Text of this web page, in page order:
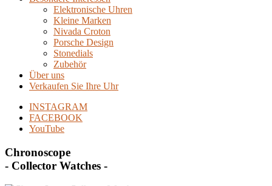
Elektronische Uhren
Kleine Marken
Nivada Croton
Porsche Design
Stonedials
Zubehör
Über uns
Verkaufen Sie Ihre Uhr
INSTAGRAM
FACEBOOK
YouTube
Chronoscope
- Collector Watches -